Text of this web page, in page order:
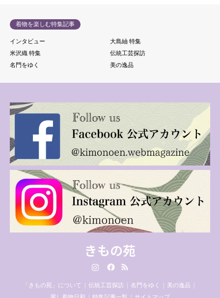
着物を楽しむ特集記事
インタビュー
大島紬 特集
米沢織 特集
伝統工芸探訪
名門をゆく
美の逸品
きもの苑
「きもの苑」について 伝統工芸探訪 名門をゆく
美の逸品